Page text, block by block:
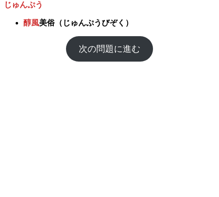
じゅんぷう
醇風美俗（じゅんぷうびぞく）
次の問題に進む